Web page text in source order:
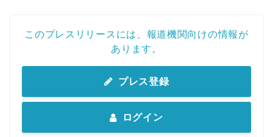
このプレスリリースには、報道機関向けの情報が
あります。
プレス登録
ログイン